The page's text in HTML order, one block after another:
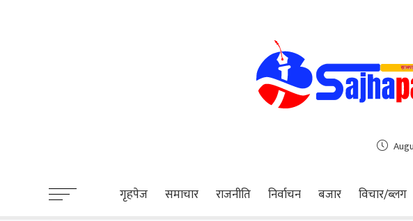
गृहपेज समाचार राजनीति निर्वाचन बजार विचार/ब्लग